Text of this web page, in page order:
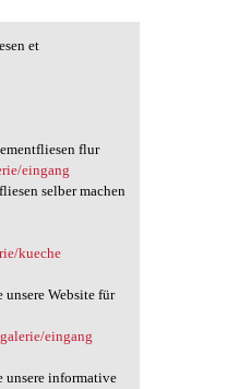
et
flur
eingang
selber machen
kueche
unsere Website für
eingang
unsere informative